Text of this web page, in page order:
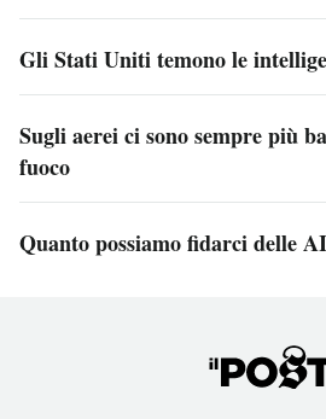
Gli Stati Uniti temono le
Sugli aerei ci sono sempre più
fuoco
Quanto possiamo fidarci delle